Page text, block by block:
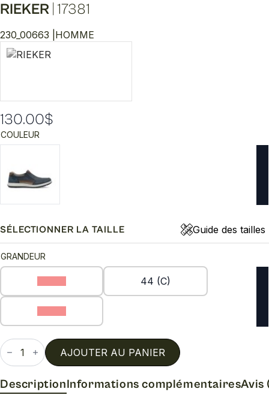
RIEKER 17381
230_00663 | HOMME
130.00$
COULEUR
SÉLECTIONNER LA TAILLE Guide des tailles
GRANDEUR
44 (C)
quantité
de
17381
AJOUTER AU PANIER
DescriptionInformations complémentairesAvis